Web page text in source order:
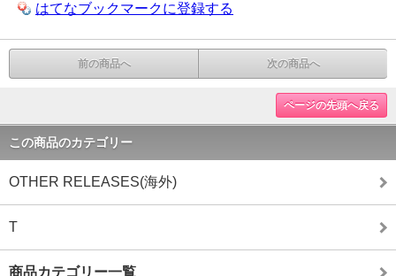
はてなブックマークに登録する
前の商品へ 次の商品へ
ページの先頭へ戻る
この商品のカテゴリー
OTHER RELEASES(海外)
T
商品カテゴリー一覧